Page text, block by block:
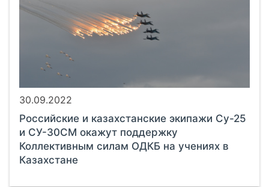
30.09.2022
Российские и казахстанские экипажи Су-25
и СУ-30СМ окажут поддержку
Коллективным силам ОДКБ на учениях в
Казахстане